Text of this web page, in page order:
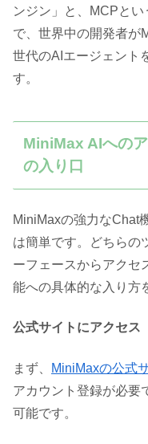
ンジン」と、MCPと
で、世界中の開発者が
世代のAIエージェント
す。
MiniMax AIへの
の入り口
MiniMaxの強力なChat
は簡単です。どちらの
ーフェースからアクセ
能への具体的な入り方
公式サイトにアクセス
まず、 MiniMaxの公式
アカウント登録が必要
可能です。